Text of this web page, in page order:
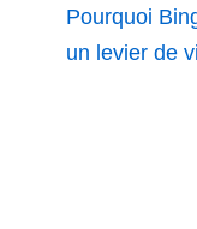
Pourquoi
un levier de